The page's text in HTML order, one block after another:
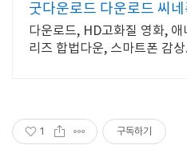
굿다운로드 다운로드 씨
다운로드, HD고화질 영화, 애
리즈 합법다운, 스마트폰 감상.
1 구독하기